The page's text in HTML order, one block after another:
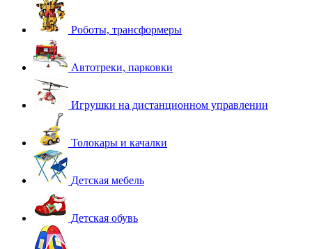
Роботы, трансформеры
Автотреки, парковки
Игрушки на дистанционном управлении
Толокары и качалки
Детская мебель
Детская обувь